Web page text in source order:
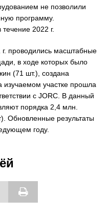
не позволили
программу.
2022 г.
проводились масштабные
в ходе которых было
(71 шт.), создана
изучаемом участке прошла
с JORC. В данный
порядка 2,4 млн.
Обновленные результаты
году.